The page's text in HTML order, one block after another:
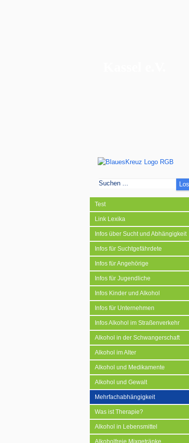
Test
Link Lexika
Infos über Sucht und Abhängigkeit
Infos für Suchtgefährdete
Infos für Angehörige
Infos für Jugendliche
Infos Kinder und Alkohol
Infos für Unternehmen
Infos Alkohol im Straßenverkehr
Alkohol in der Schwangerschaft
Alkohol im Alter
Alkohol und Medikamente
Alkohol und Gewalt
Mehrfachabhängigkeit
Was ist Therapie?
Alkohol in Lebensmittel
Alkoholfreie Mixgetränke